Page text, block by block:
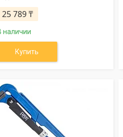
25 789 ₸
наличии
Купить